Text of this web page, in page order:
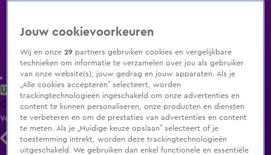
Uitzending Gemist Populaire programma's Zenders Genres
ClipsFilmsRadioSmart TV inlogShop
Volg KIJK
Jouw cookievoorkeuren
Wij en onze29 partners gebruiken cookies en vergelijkbare
technieken om informatie te verzamelen over jou als gebruiker
van onze website(s), jouw gedrag en jouw apparaten. Als je
„Alle cookies accepteren” selecteert, worden
trackingtechnologieën ingeschakeld om onze advertenties en
content te kunnen personaliseren, onze producten en diensten
te verbeteren en om de prestaties van advertenties en content
te meten. Als je „Huidige keuze opslaan” selecteert of je
toestemming intrekt, worden deze trackingtechnologieën
uitgeschakeld. We gebruiken dan enkel functionele en essentiële